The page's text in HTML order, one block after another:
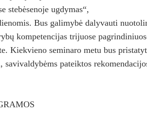
stebėsenoje ugdymas“,
Bus galimybė dalyvauti
kompetencijas trijuose
Kiekvieno seminaro metu bus
savivaldybėms pateiktos